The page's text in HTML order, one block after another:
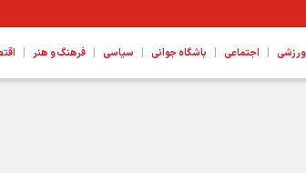
ورزشی | اجتماعی | باشگاه جوانی | سیاسی | فرهنگ و هنر |
ها هستیم